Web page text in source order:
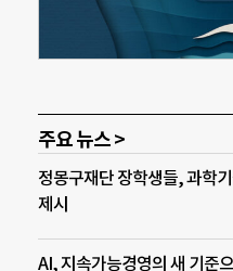
주요 뉴스 >
정몽구재단 장학생들, 과학기
제시
AI, 지속가능경영의 새 기준